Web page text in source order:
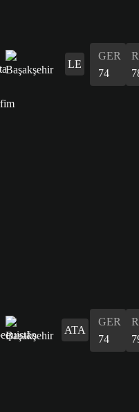
LE
GER
74
ATA
GER
74